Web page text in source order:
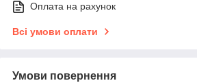
Оплата на рахунок
Всі умови оплати
Умови повернення